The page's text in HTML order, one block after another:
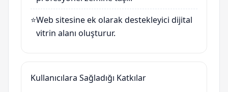
⭐Web sitesine ek olarak destekleyici dijital
vitrin alanı oluşturur.
Kullanıcılara Sağladığı Katkılar